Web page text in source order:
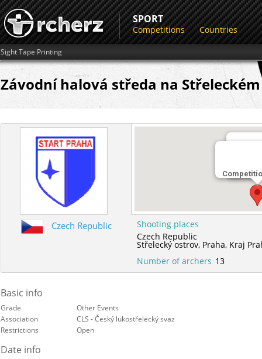
SPORT
Competitions Countries
Sight Tape Printing
Závodní halová středa na
Czech Republic
Shooting places
Czech Republic
Střelecký ostrov, Praha, Kraj
Number of archers 13
Basic info
Grade
Other Events
Association
CLS - Český lukostřelecký svaz
Restrictions
Open
Date info